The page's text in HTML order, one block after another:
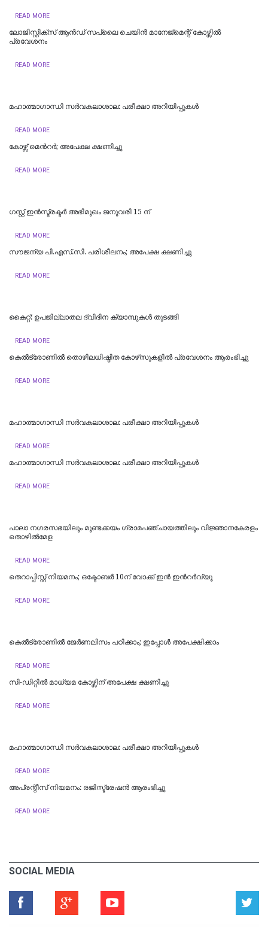
READ MORE
​ലോജിസ്റ്റിക്സ് ആൻഡ് സപ്ലൈ ചെയിൻ മാനേജ്‌മെന്റ് കോഴ്സിൽ
പ്രവേശനം
READ MORE
മഹാത്മാഗാന്ധി സർവകലാശാല: പരീക്ഷാ അറിയിപ്പുകൾ
READ MORE
കോഴ്സ് മെന്‍റര്‍; അപേക്ഷ ക്ഷണിച്ചു
READ MORE
ഗസ്റ്റ് ഇൻസ്ട്രക്ടർ അഭിമുഖം ജനുവരി 15 ന്
READ MORE
സൗജന്യ പി.എസ്.സി. പരിശീലനം; അപേക്ഷ ക്ഷണിച്ചു
READ MORE
കൈറ്റ്: ഉപജില്ലാതല ദ്വിദിന ക്യാമ്പുകള്‍ തുടങ്ങി
READ MORE
കെല്‍ട്രോണില്‍ തൊഴിലധിഷ്ഠിത കോഴ്‌സുകളില്‍ പ്രവേശനം ആരംഭിച്ചു
READ MORE
മഹാത്മാഗാന്ധി സർവകലാശാല: പരീക്ഷാ അറിയിപ്പുകൾ
READ MORE
മഹാത്മാഗാന്ധി സർവകലാശാല: പരീക്ഷാ അറിയിപ്പുകൾ
READ MORE
പാലാ നഗരസഭയിലും മുണ്ടക്കയം ഗ്രാമപഞ്ചായത്തിലും വിജ്ഞാനകേരളം
തൊഴില്‍മേള
READ MORE
തെറാപ്പിസ്റ്റ് നിയമനം; ഒക്ടോബർ 10ന് വോക്ക് ഇൻ ഇന്‍റർവ്യൂ
READ MORE
കെൽട്രോണിൽ ജേർണലിസം പഠിക്കാം; ഇപ്പോൾ അപേക്ഷിക്കാം
READ MORE
സി-ഡിറ്റിൽ മാധ്യമ കോഴ്സിന് അപേക്ഷ ക്ഷണിച്ചു
READ MORE
മഹാത്മാഗാന്ധി സർവകലാശാല: പരീക്ഷാ അറിയിപ്പുകൾ
READ MORE
അപ്രന്റീസ് നിയമനം: രജിസ്ട്രേഷൻ ആരംഭിച്ചു
READ MORE
SOCIAL MEDIA